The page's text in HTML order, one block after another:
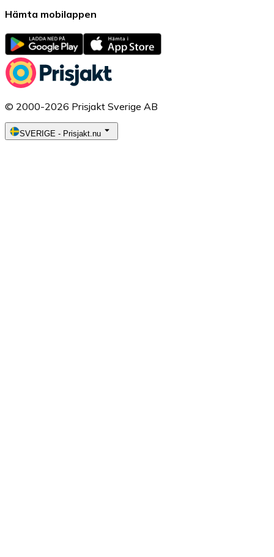
Hämta mobilappen
© 2000-2026 Prisjakt Sverige AB
SVERIGE - Prisjakt.nu